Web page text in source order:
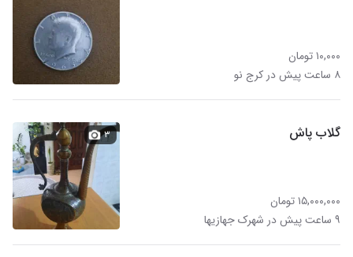
۱۰,۰۰۰ تومان
۸ ساعت پیش در کرج نو
گلاب پاش
۱۵,۰۰۰,۰۰۰ تومان
۹ ساعت پیش در شهرک جهازیها
۳